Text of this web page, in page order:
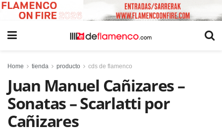
Home tienda producto cds de flamenco
Juan Manuel Cañizares –
Sonatas – Scarlatti por
Cañizares